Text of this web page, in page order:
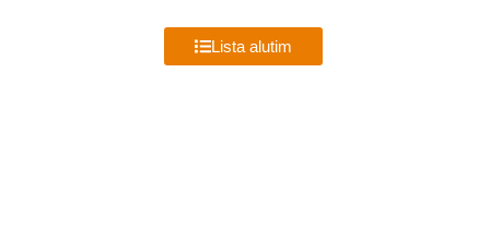
Lista alutim